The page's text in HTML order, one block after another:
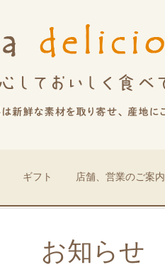
ギフト 店舗、営業のご案内
お知らせ